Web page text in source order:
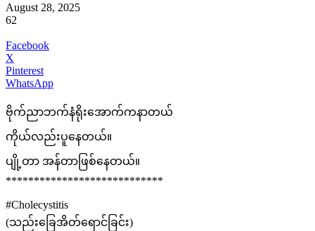
August 28, 2025
62
Facebook
X
Pinterest
WhatsApp
ဗိုက်ညာဘက်နံရိုးအောက်ကနာတယ်
ကိုယ်လည်းပူနေတယ်။
ပျို့တာ အန်တာဖြစ်နေတယ်။
****************************
#Cholecystitis
(သည်းခြေအိတ်ရောင်ခြင်း)